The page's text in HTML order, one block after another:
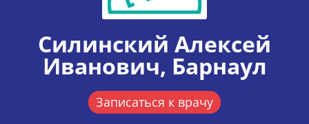
Силинский Алексей
Иванович, Барнаул
Записаться к врачу